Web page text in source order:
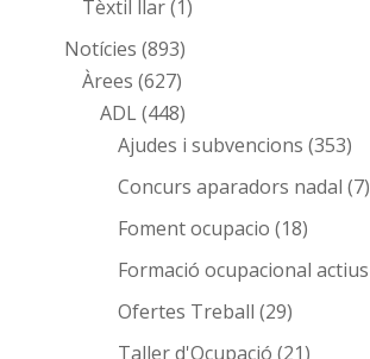
Tèxtil llar(1)
Notícies (893)
Àrees (627)
ADL(448)
Ajudes i subvencions (353)
Concurs aparadors nadal (7)
Foment ocupacio (18)
Formació ocupacional actius
Ofertes Treball (29)
Taller d'Ocupació (21)